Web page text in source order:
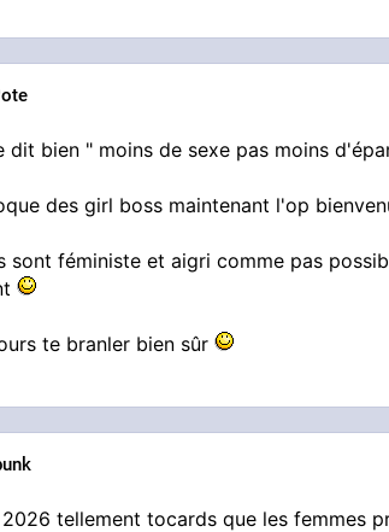
dit bien " moins de sexe pas moins
des girl boss maintenant l'op
sont féministe et aigri comme pas
te branler bien sûr
tellement tocards que les femmes